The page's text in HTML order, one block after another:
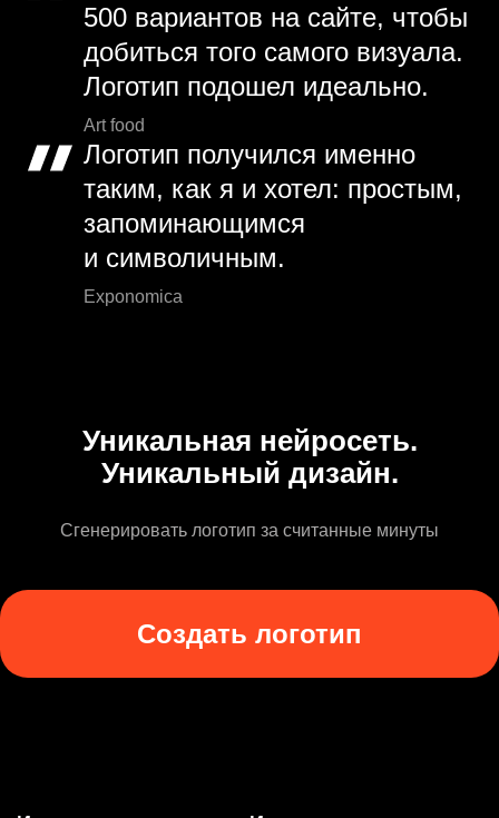
500 вариантов на сайте, чтобы
добиться того самого визуала.
Логотип подошел идеально.
Art food
Логотип получился именно
таким, как я и хотел: простым,
запоминающимся
и символичным.
Exponomica
Уникальная нейросеть.
Уникальный дизайн.
Сгенерировать логотип за считанные минуты
Создать логотип